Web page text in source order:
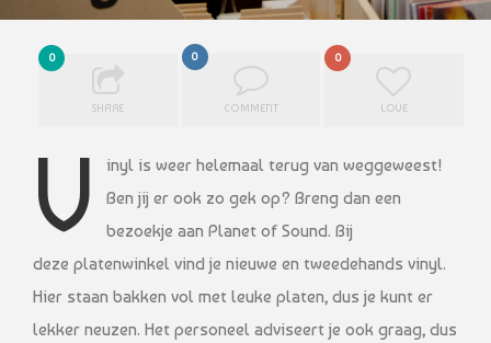
0
SHARE
0
COMMENT
0
LOVE
V
inyl is weer helemaal terug van weggeweest!
Ben jij er ook zo gek op? Breng dan een
bezoekje aan Planet of Sound. Bij
deze platenwinkel vind je nieuwe en tweedehands vinyl.
Hier staan bakken vol met leuke platen, dus je kunt er
lekker neuzen. Het personeel adviseert je ook graag, dus